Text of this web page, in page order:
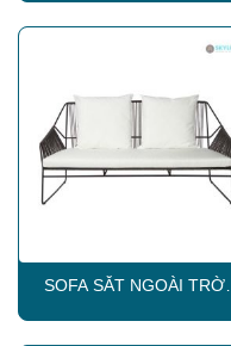
SOFA SẮT NGOÀI TRỜI